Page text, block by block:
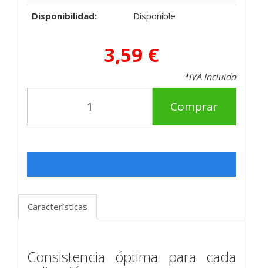
Disponibilidad:
Disponible
3,59 €
*IVA Incluido
Comprar
Características
Consistencia óptima para cada